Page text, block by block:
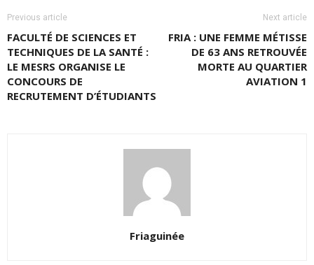
Previous article
FACULTÉ DE SCIENCES ET
TECHNIQUES DE LA SANTÉ :
LE MESRS ORGANISE LE
CONCOURS DE
RECRUTEMENT D’ÉTUDIANTS
Next article
FRIA : UNE FEMME MÉTISSE
DE 63 ANS RETROUVÉE
MORTE AU QUARTIER
AVIATION 1
Friaguinée